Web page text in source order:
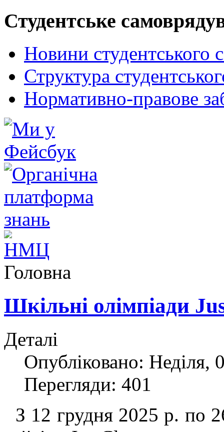
Студентське
Новини студентського
Структура
Нормативно-правове
Головна
Шкільні олімпіади
Деталі
Опубліковано: Неділя,
Перегляди: 401
З 12 грудня 2025 р. по